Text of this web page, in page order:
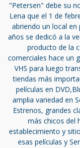
"Petersen" debe su
Lena que el 1 de
abriendo un local
años se dedicó a la
producto de la
comerciales hace un
VHS para luego
tiendas más
películas en
amplia variedad en
Estrenos, grandes
más chicos del
establecimiento y
esas películas y